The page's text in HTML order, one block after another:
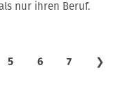
nur ihren Beruf.
5 6 7 ❯